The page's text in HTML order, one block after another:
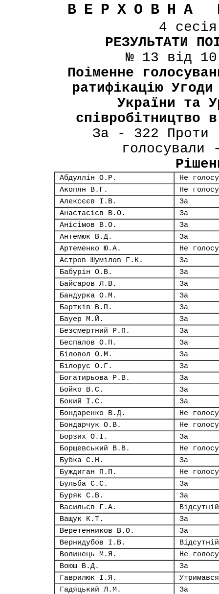
ВЕРХОВНА
4
РЕЗУЛЬТАТИ
№ 13 від
Поіменне
ратифікацію
України та
співробітництво
За - 322 Проти
Абдуллін О.Р.
Не
Акопян В.Г.
Не
Алексєєв І.В.
За
Анастасієв В.О.
За
Анісімов В.О.
За
Антемюк В.Д.
За
Артеменко Ю.А.
Не
Астров–Шумілов Г.К.
За
Бабурін О.В.
За
Байсаров Л.В.
За
Бандурка О.М.
За
Бартків В.П.
За
Бауер М.Й.
За
Безсмертний Р.П.
За
Беспалов О.П.
За
Біловол О.М.
За
Білорус О.Г.
За
Богатирьова Р.В.
За
Бойко В.С.
За
Бокий І.С.
За
Бондаренко В.Д.
Не
Бондарчук О.В.
Не
Борзих О.І.
За
Борщевський В.В.
Не
Бубка С.Н.
За
Буждиган П.П.
Не
Бульба С.С.
За
Буряк С.В.
За
Васильєв Г.А.
Відсутній
Ващук К.Т.
За
Веретенников В.О.
За
Вернидубов І.В.
Відсутній
Волинець М.Я.
Не
Воюш В.Д.
За
Гаврилюк І.Я.
Утримався
Гадяцький Л.М.
За